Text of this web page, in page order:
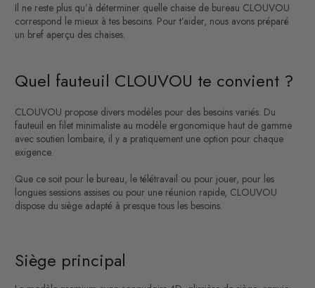
Il ne reste plus qu’à déterminer quelle chaise de bureau CLOUVOU
correspond le mieux à tes besoins. Pour t’aider, nous avons préparé
un bref aperçu des chaises.
Quel fauteuil CLOUVOU te convient ?
CLOUVOU propose divers modèles pour des besoins variés. Du
fauteuil en filet minimaliste au modèle ergonomique haut de gamme
avec soutien lombaire, il y a pratiquement une option pour chaque
exigence.
Que ce soit pour le bureau, le télétravail ou pour jouer, pour les
longues sessions assises ou pour une réunion rapide, CLOUVOU
dispose du siège adapté à presque tous les besoins.
Siège principal